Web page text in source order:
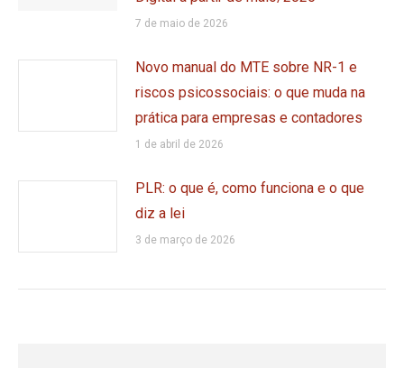
7 de maio de 2026
Novo manual do MTE sobre NR-1 e
riscos psicossociais: o que muda na
prática para empresas e contadores
1 de abril de 2026
PLR: o que é, como funciona e o que
diz a lei
3 de março de 2026